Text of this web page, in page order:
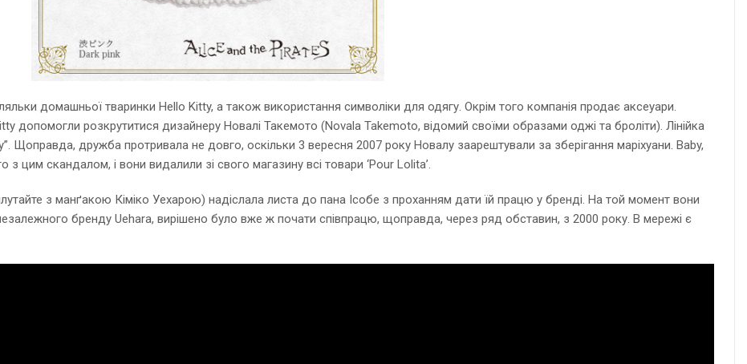
домашньої тваринки Hello Kitty, а також використання символіки для одягу. Окрім того компанія продає аксеуари.
допомогли розкрутитися дизайнеру Новалі Такемото (Novala Takemoto, відомий своїми образами оджі та броліти). Лінійка
Щоправда, дружба протривала не довго, оскільки 3 вересня 2007 року Новалу заарештували за зберігання маріхуани. Baby,
з цим скандалом, і вони видалили зі свого магазину всі товари ‘Pour Lolita’.
з манґакою Кіміко Уехарою) надіслала листа до пана Ісобе з проханням дати їй працю у бренді. На той момент вони
бренду Uehara, вирішено було вже ж почати співпрацю, щоправда, через ряд обставин, з 2000 року. В мережі є